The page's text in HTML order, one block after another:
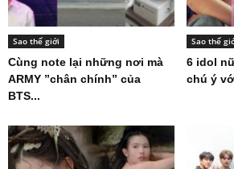
Sao thế giới
Cùng note lại những nơi mà
ARMY ”chân chính” của
BTS...
Sao thế
6 idol
chú ý